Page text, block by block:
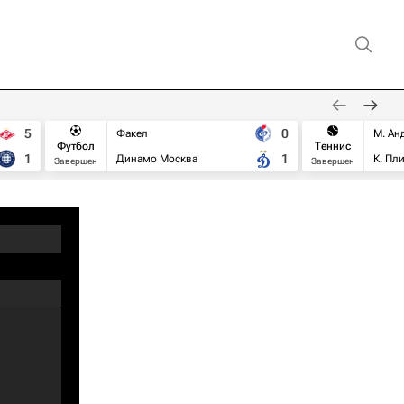
5
1
Футбол
Завершен
Факел
Динамо Москва
0
1
Теннис
Завершен
М.
К.